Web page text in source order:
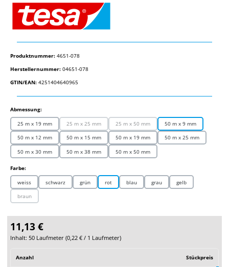
Produktnummer: 4651-078
Herstellernummer: 04651-078
GTIN/EAN: 4251404640965
Abmessung:auswählen
25 m x 19 mm 25 m x 25 mm
(Diese Option ist zurzeit nicht verfügbar.)
25 m x 50 mm
(Diese Option ist zurzeit nicht verfügbar.)
50 m x 9 mm
50 m x 12 mm
50 m x 15 mm 50 m x 19 mm
50 m x 25 mm
50 m x 30 mm
50 m x 38 mm 50 m x 50 mm
Farbe:auswählen
weiss schwarz grün rot blau grau
gelb
braun
(Diese Option ist zurzeit nicht verfügbar.)
11,13 €
Inhalt: 50 Laufmeter (0,22 € / 1 Laufmeter)
Anzahl Stückpreis